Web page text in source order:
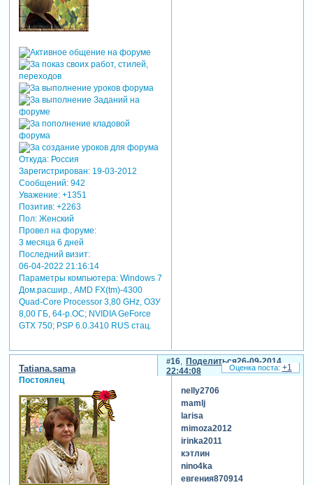
Откуда:Россия
Зарегистрирован: 19-03-2012
Сообщений:942
Уважение: +1351
Позитив: +2263
Пол:Женский
Провел на форуме:
3 месяца 6 дней
Последний визит:
06-04-2022 21:16:14
Параметры компьютера:Windows 7
Дом.расшир., AMD FX(tm)-4300
Quad-Core Processor 3,80 GHz, ОЗУ
8,00 ГБ, 64-р.ОС; NVIDIA GeForce
GTX 750; PSP 6.0.3410 RUS стац.
Поделиться
16
26-09-2014
22:44:08
Tatiana.sama
Постоялец
nelly2706
mamlj
larisa
mimoza2012
irinka2011
кэтлин
nino4ka
евгения870914
+1